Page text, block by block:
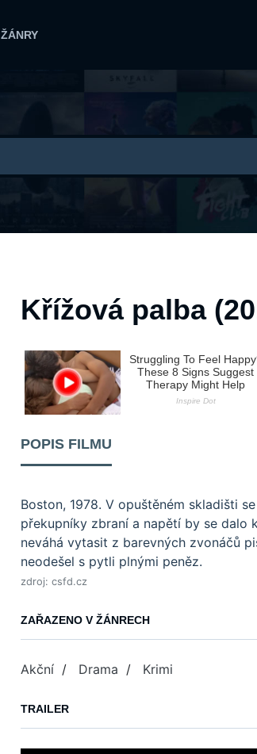
ŽÁNRY
Křížová palba
POPIS FILMU
Boston, 1978. V opuštěném skladišti
překupníky zbraní a napětí by se dalo
neváhá vytasit z barevných zvonáčů
neodešel s pytli plnými peněz.
zdroj: csfd.cz
ZAŘAZENO V ŽÁNRECH
Akční / Drama / Krimi
TRAILER